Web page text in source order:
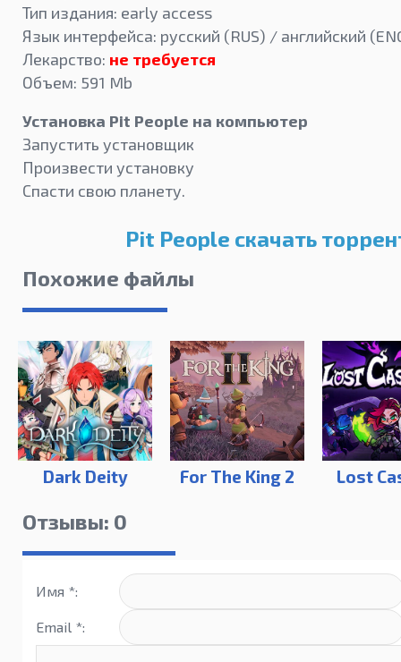
Тип издания: early access
Язык интерфейса: русский (RUS) / английский
Лекарство: не требуется
Объем: 591 Mb
Установка Pit People на компьютер
Запустить установщик
Произвести установку
Спасти свою планету.
Pit People скачать
Похожие файлы
Dark Deity For The King 2 Lost
Отзывы: 0
Имя *:
Email *: